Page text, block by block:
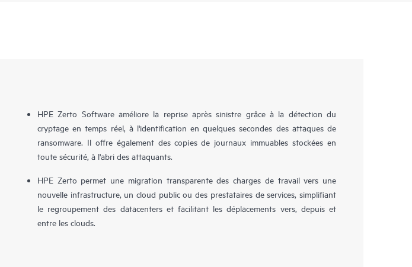
HPE Zerto Software améliore la reprise après sinistre grâce à la détection du
cryptage en temps réel, à l'identification en quelques secondes des attaques de
ransomware. Il offre également des copies de journaux immuables stockées en
toute sécurité, à l'abri des attaquants.
HPE Zerto permet une migration transparente des charges de travail vers une
nouvelle infrastructure, un cloud public ou des prestataires de services, simplifiant
le regroupement des datacenters et facilitant les déplacements vers, depuis et
entre les clouds.